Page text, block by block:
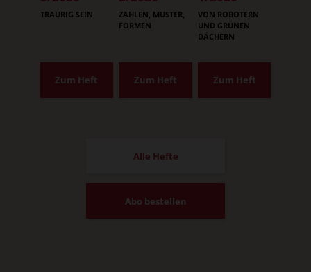
:
TRAURIG SEIN
Zum Heft
:
ZAHLEN, MUSTER,
FORMEN
Zum Heft
:
VON ROBOTERN
UND GRÜNEN
DÄCHERN
Zum Heft
Alle Hefte
Abo bestellen